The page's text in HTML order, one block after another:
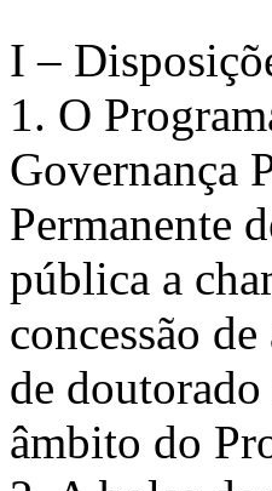
I –
1. O
Governança
Permanente
pública a
concessão
de doutorado
âmbito do